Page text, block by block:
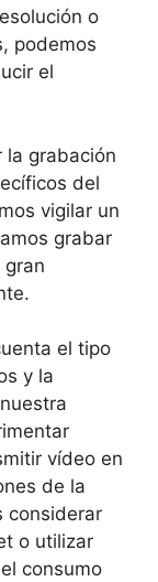
o
podemos
el
la grabación
del
vigilar un
grabar
el tipo
y la
vídeo en
de la
considerar
o utilizar
consumo